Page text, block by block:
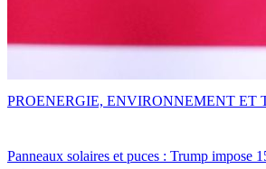
Panneaux solaires et puces : Trump impose
PROENERGIE, ENVIRONNEMENT ET